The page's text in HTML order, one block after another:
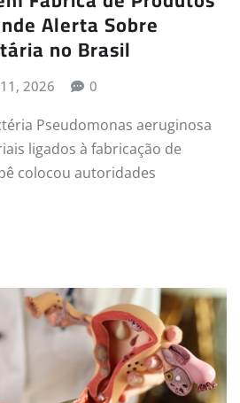
Alerta Sobre
no Brasil
2026 0
Pseudomonas aeruginosa
ligados à fabricação de
colocou autoridades